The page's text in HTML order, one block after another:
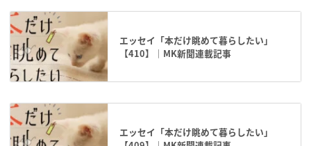
エッセイ「本だけ眺めて暮らしたい」
【410】｜MK新聞連載記事
エッセイ「本だけ眺めて暮らしたい」